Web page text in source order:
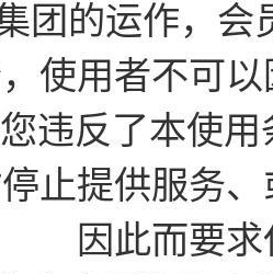
集团的运作，
使用者不可
您违反了本使
止提供服务
因此而要